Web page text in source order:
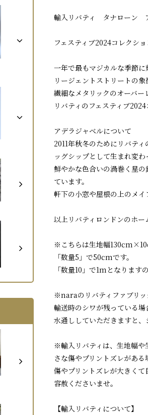
輸入リバティ タナローン
フェスティブ2024コレクショ
一年で最もマジカルな季節に
リージェントストリートの
繊細なメタリックのオーバー
リバティのフェスティブ
アデラジャベルについて
2011年秋冬のためにリバテ
ッグシップとして生まれ変わ
鮮やかな色合いの渦巻く星
ています。
軒下の小窓や屋根の上のメイ
以上リバティロンドンのホー
※こちらは生地幅
「数量5」で50cmです。
「数量10」で1mとなります
※naraのリバティファブリッ
輸送時のシワが残っている場
水通ししていただきますと、
※輸入リバティは、生地幅や
さな傷やプリントズレがある
傷やプリントズレが大きく
容赦くださいませ。
【輸入リバティについて】